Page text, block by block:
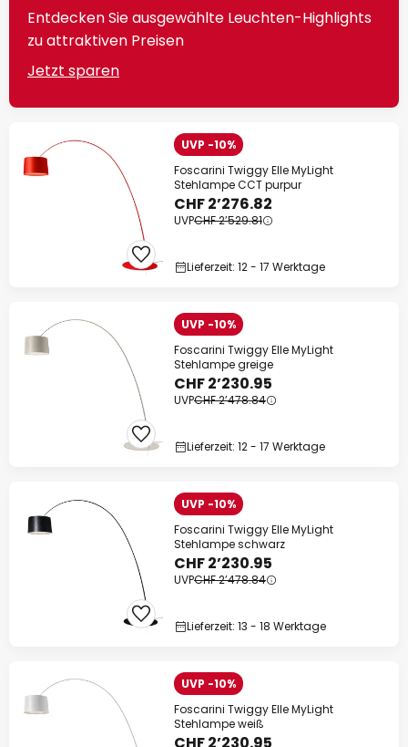
Entdecken Sie ausgewählte Leuchten-Highlights
zu attraktiven Preisen
Jetzt sparen
UVP -10%
Foscarini Twiggy Elle MyLight
Stehlampe CCT purpur
CHF 2’276.82
UVPCHF 2’529.81
Lieferzeit: 12 - 17 Werktage
UVP -10%
Foscarini Twiggy Elle MyLight
Stehlampe greige
CHF 2’230.95
UVPCHF 2’478.84
Lieferzeit: 12 - 17 Werktage
UVP -10%
Foscarini Twiggy Elle MyLight
Stehlampe schwarz
CHF 2’230.95
UVPCHF 2’478.84
Lieferzeit: 13 - 18 Werktage
UVP -10%
Foscarini Twiggy Elle MyLight
Stehlampe weiß